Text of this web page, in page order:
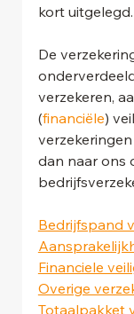
kort uitgelegd.
De
verzekeren,
(financiële)
dan naar ons
Bedrijfspand
Financiele
Overige
Totaalpakket